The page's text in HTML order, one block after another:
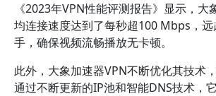
《2023年VPN性能评测报告》显示，大
均连接速度达到了每秒超100 Mbps，
手，确保视频流畅播放无卡顿。
此外，大象加速器VPN不断优化其技术
通过不断更新的IP池和智能DNS技术，